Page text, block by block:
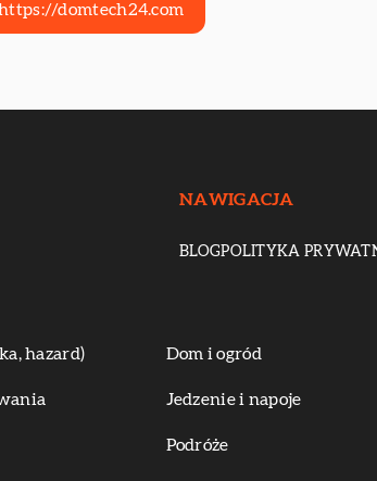
domtech24.com
NAWIGACJA
BLOGPOLITYKA
hazard) Dom i ogród
Jedzenie i napoje
Podróże